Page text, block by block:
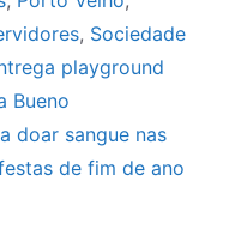
, Sociedade
playground
Bueno
doar sangue nas
de fim de ano